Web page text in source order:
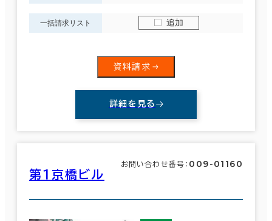
一括請求リスト 追加
資料請求
詳細を見る
第１京橋ビル
お問い合わせ番号： 009-01160